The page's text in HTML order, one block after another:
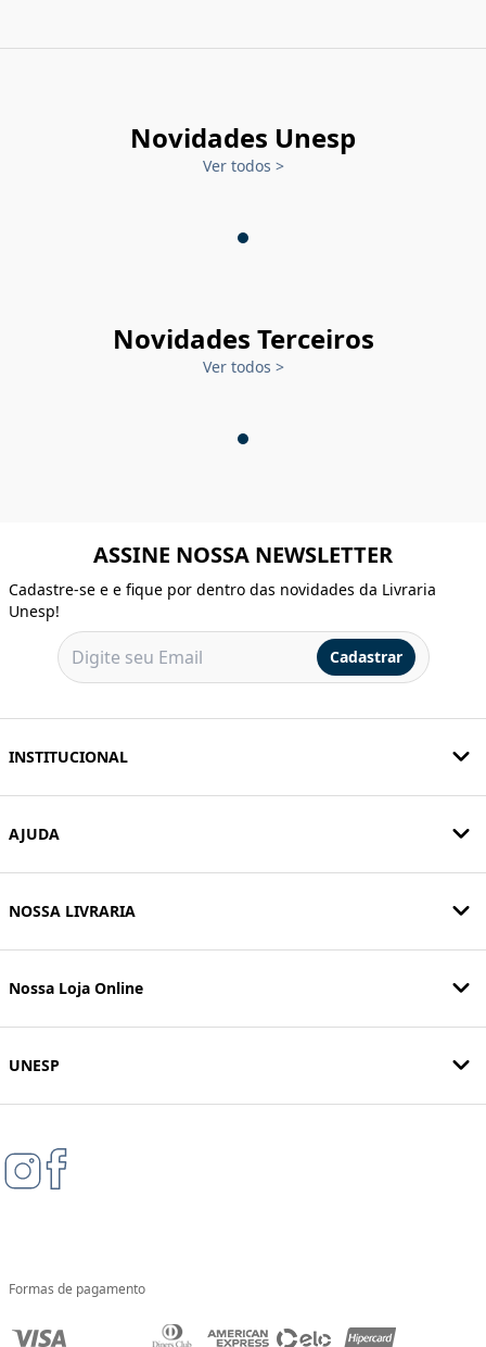
Novidades Unesp
Ver todos >
Novidades Terceiros
Ver todos >
ASSINE NOSSA NEWSLETTER
Cadastre-se e e fique por dentro das novidades da Livraria
Unesp!
Cadastrar
INSTITUCIONAL
AJUDA
NOSSA LIVRARIA
Nossa Loja Online
UNESP
Formas de pagamento